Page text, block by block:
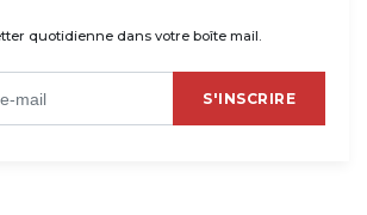
quotidienne dans votre boîte mail.
S'INSCRIRE